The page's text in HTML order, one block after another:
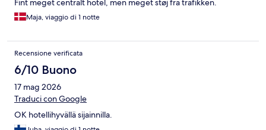
Fint meget centralt hotel, men meget støj fra trafikken.
Maja, viaggio di 1 notte
Recensione verificata
6/10 Buono
17 mag 2026
Traduci con Google
OK hotellihyvällä sijainnilla.